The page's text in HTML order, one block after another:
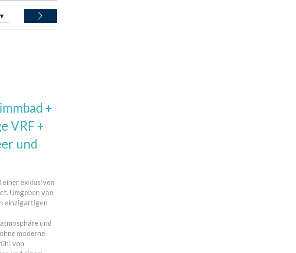
+
VRF +
und
exklusiven
Umgeben von
einzigartigen
und
moderne
von